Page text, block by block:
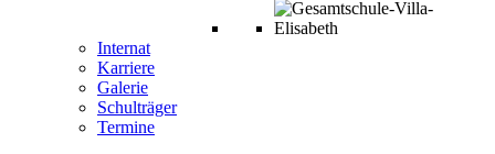
Internat
Karriere
Galerie
Schulträger
Termine